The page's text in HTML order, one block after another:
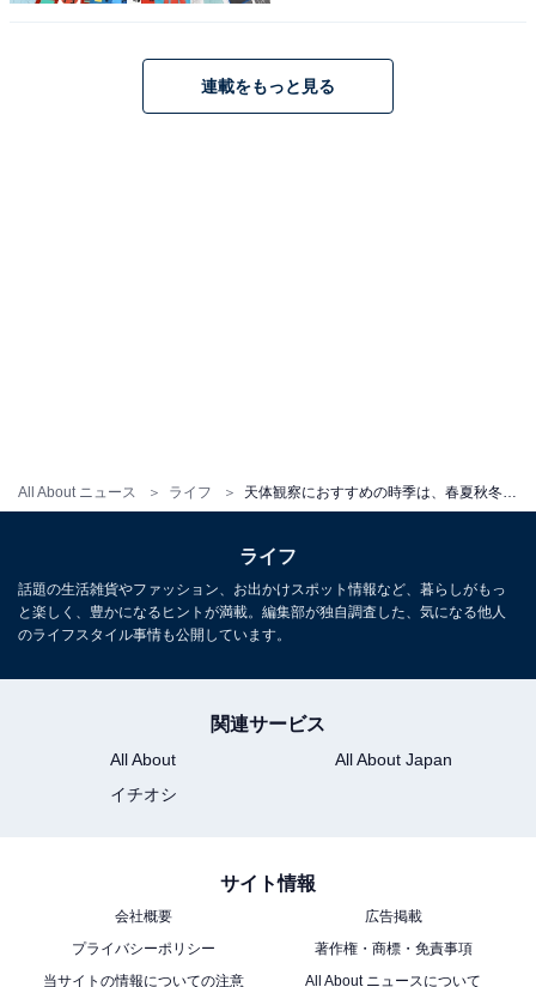
All About ニュース ライフ
少し話がそれますが、自分の誕生星座を見るのもおすす
この記事の筆者：神山 美穂
ビクセン 広報担当／星空案内人（星のソムリエ (R)
）
さまざまな星空イベントや観望会で、天体望遠鏡や
子と季節の星や月を眺めるのが好き。
連載をもっと見る
ライフ
話題の生活雑貨やファッション、お出かけスポット情報など、暮らしがもっ
と楽しく、豊かになるヒントが満載。編集部が独自調査した、気になる他人
のライフスタイル事情も公開しています。
関連サービス
All About
All About Japan
イチオシ
サイト情報
会社概要
広告掲載
プライバシーポリシー
著作権・商標・免責事項
当サイトの情報についての注意
All About ニュースについて